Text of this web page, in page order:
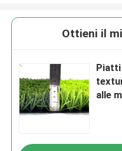
Ottieni il
alle